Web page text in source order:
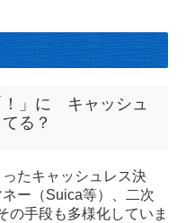
！」に キャッシュ
る？
たキャッシュレス決
ー（Suica等）、二次
の手段も多様化していま